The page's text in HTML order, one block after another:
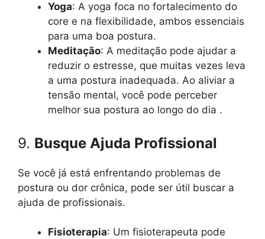
Yoga: A yoga foca no fortalecimento do
core e na flexibilidade, ambos essenciais
para uma boa postura.
Meditação: A meditação pode ajudar a
reduzir o estresse, que muitas vezes leva
a uma postura inadequada. Ao aliviar a
tensão mental, você pode perceber
melhor sua postura ao longo do dia .
9. Busque Ajuda Profissional
Se você já está enfrentando problemas de
postura ou dor crônica, pode ser útil buscar a
ajuda de profissionais.
Fisioterapia: Um fisioterapeuta pode